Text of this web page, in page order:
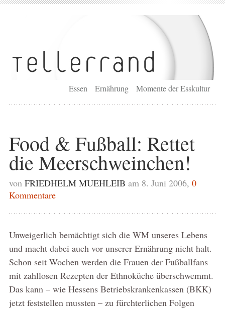
Essen Ernährung Momente der Esskultur
Food & Fußball: Rettet
die Meerschweinchen!
von FRIEDHELM MUEHLEIB am 8. Juni 2006, 0
Kommentare
Unweigerlich bemächtigt sich die WM unseres Lebens
und macht dabei auch vor unserer Ernährung nicht halt.
Schon seit Wochen werden die Frauen der Fußballfans
mit zahllosen Rezepten der Ethnoküche überschwemmt.
Das kann – wie Hessens Betriebskrankenkassen (BKK)
jetzt feststellen mussten – zu fürchterlichen Folgen